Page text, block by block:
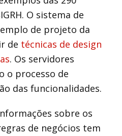
O sistema de
de projeto da
de técnicas de design
. Os servidores
o processo de
das funcionalidades.
sobre os
de negócios tem